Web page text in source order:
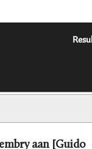
aan [Guido